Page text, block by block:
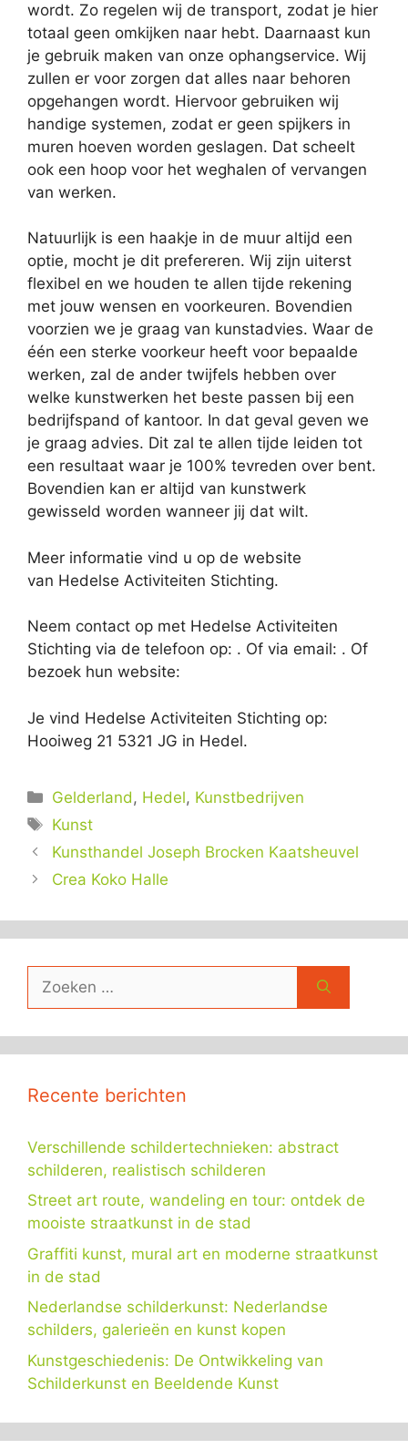
wordt. Zo regelen wij de transport, zodat je hier
totaal geen omkijken naar hebt. Daarnaast kun
je gebruik maken van onze ophangservice. Wij
zullen er voor zorgen dat alles naar behoren
opgehangen wordt. Hiervoor gebruiken wij
handige systemen, zodat er geen spijkers in
muren hoeven worden geslagen. Dat scheelt
ook een hoop voor het weghalen of vervangen
van werken.
Natuurlijk is een haakje in de muur altijd een
optie, mocht je dit prefereren. Wij zijn uiterst
flexibel en we houden te allen tijde rekening
met jouw wensen en voorkeuren. Bovendien
voorzien we je graag van kunstadvies. Waar de
één een sterke voorkeur heeft voor bepaalde
werken, zal de ander twijfels hebben over
welke kunstwerken het beste passen bij een
bedrijfspand of kantoor. In dat geval geven we
je graag advies. Dit zal te allen tijde leiden tot
een resultaat waar je 100% tevreden over bent.
Bovendien kan er altijd van kunstwerk
gewisseld worden wanneer jij dat wilt.
Meer informatie vind u op de website
van Hedelse Activiteiten Stichting.
Neem contact op met Hedelse Activiteiten
Stichting via de telefoon op: . Of via email: . Of
bezoek hun website:
Je vind Hedelse Activiteiten Stichting op:
Hooiweg 21 5321 JG in Hedel.
Categorieën
Gelderland , Hedel, Kunstbedrijven
Tags
Kunst
Kunsthandel Joseph Brocken Kaatsheuvel
Crea Koko Halle
naar:
Recente berichten
Verschillende schildertechnieken: abstract
schilderen, realistisch schilderen
Street art route, wandeling en tour: ontdek de
mooiste straatkunst in de stad
Graffiti kunst, mural art en moderne straatkunst
in de stad
Nederlandse schilderkunst: Nederlandse
schilders, galerieën en kunst kopen
Kunstgeschiedenis: De Ontwikkeling van
Schilderkunst en Beeldende Kunst